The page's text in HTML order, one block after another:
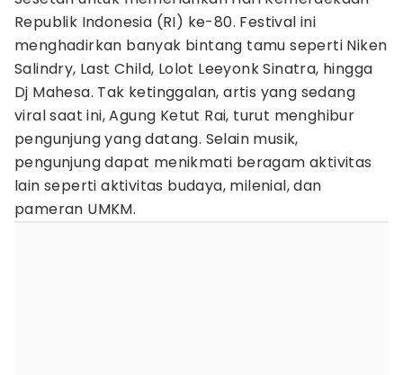
Republik Indonesia (RI) ke-80. Festival ini
menghadirkan banyak bintang tamu seperti Niken
Salindry, Last Child, Lolot Leeyonk Sinatra, hingga
Dj Mahesa. Tak ketinggalan, artis yang sedang
viral saat ini, Agung Ketut Rai, turut menghibur
pengunjung yang datang. Selain musik,
pengunjung dapat menikmati beragam aktivitas
lain seperti aktivitas budaya, milenial, dan
pameran UMKM.